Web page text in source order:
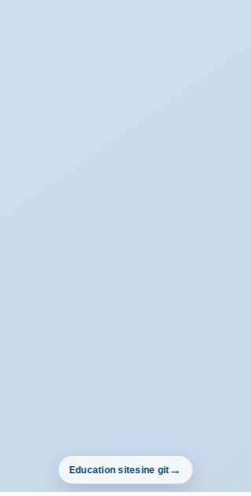
Education sitesine git